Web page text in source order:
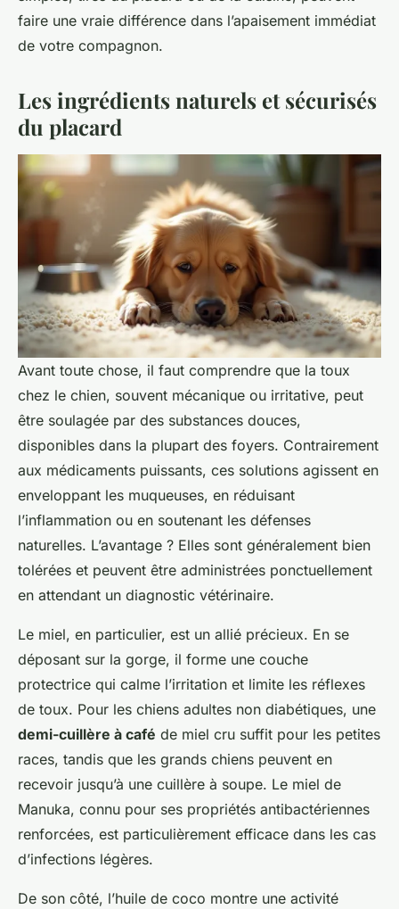
faire une vraie différence dans l’apaisement immédiat
de votre compagnon.
Les ingrédients naturels et sécurisés
du placard
Avant toute chose, il faut comprendre que la toux
chez le chien, souvent mécanique ou irritative, peut
être soulagée par des substances douces,
disponibles dans la plupart des foyers. Contrairement
aux médicaments puissants, ces solutions agissent en
enveloppant les muqueuses, en réduisant
l’inflammation ou en soutenant les défenses
naturelles. L’avantage ? Elles sont généralement bien
tolérées et peuvent être administrées ponctuellement
en attendant un diagnostic vétérinaire.
Le miel, en particulier, est un allié précieux. En se
déposant sur la gorge, il forme une couche
protectrice qui calme l’irritation et limite les réflexes
de toux. Pour les chiens adultes non diabétiques, une
demi-cuillère à café de miel cru suffit pour les petites
races, tandis que les grands chiens peuvent en
recevoir jusqu’à une cuillère à soupe. Le miel de
Manuka, connu pour ses propriétés antibactériennes
renforcées, est particulièrement efficace dans les cas
d’infections légères.
De son côté, l’huile de coco montre une activité